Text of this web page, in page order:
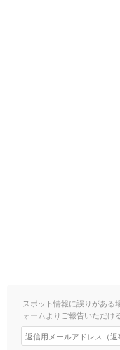
スポット情報に誤りがある
ォームよりご報告いただけ